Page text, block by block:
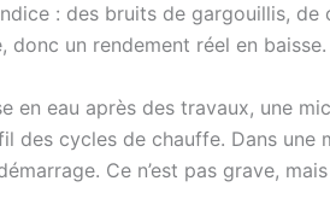
: des bruits de gargouillis,
un rendement réel en baisse.
eau après des travaux, une
des cycles de chauffe. Dans une
Ce n’est pas grave,